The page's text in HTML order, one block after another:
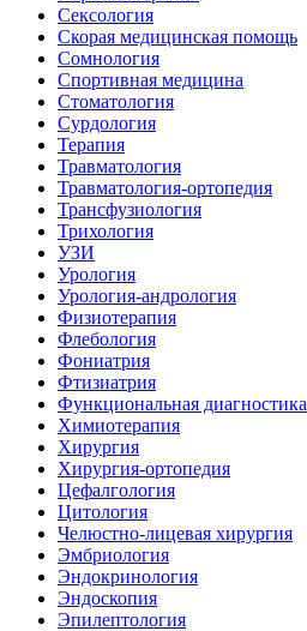
Сексология
Скорая медицинская помощь
Сомнология
Спортивная медицина
Стоматология
Сурдология
Терапия
Травматология
Травматология-ортопедия
Трансфузиология
Трихология
УЗИ
Урология
Урология-андрология
Физиотерапия
Флебология
Фониатрия
Фтизиатрия
Функциональная диагностика
Химиотерапия
Хирургия
Хирургия-ортопедия
Цефалгология
Цитология
Челюстно-лицевая хирургия
Эмбриология
Эндокринология
Эндоскопия
Эпилептология